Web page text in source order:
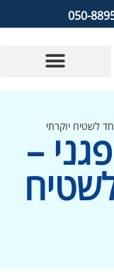
לשטיח יוקרתי
–